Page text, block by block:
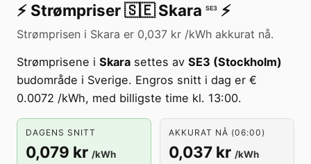
⚡️ Strømpriser🇸🇪 Skara SE3 ⚡️
Strømprisen i Skara er 0,037 kr /kWh akkurat nå.
Strømprisene i Skara settes av SE3 (Stockholm)
budområde i Sverige. Engros snitt i dag er €
0.0072 /kWh, med billigste time kl. 13:00.
DAGENS SNITT
0,079 kr /kWh
AKKURAT NÅ (06:00)
0,037 kr /kWh